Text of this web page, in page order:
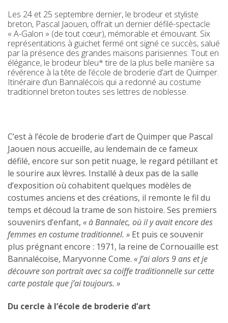
Les 24 et 25 septembre dernier, le brodeur et styliste
breton, Pascal Jaouen, offrait un dernier défilé-spectacle
« A-Galon » (de tout cœur), mémorable et émouvant. Six
représentations à guichet fermé ont signé ce succès, salué
par la présence des grandes maisons parisiennes. Tout en
élégance, le brodeur bleu* tire de la plus belle manière sa
révérence à la tête de l’école de broderie d’art de Quimper.
Itinéraire d’un Bannalécois qui a redonné au costume
traditionnel breton toutes ses lettres de noblesse.
C’est à l’école de broderie d’art de Quimper que Pascal
Jaouen nous accueille, au lendemain de ce fameux
défilé, encore sur son petit nuage, le regard pétillant et
le sourire aux lèvres. Installé à deux pas de la salle
d’exposition où cohabitent quelques modèles de
costumes anciens et des créations, il remonte le fil du
temps et découd la trame de son histoire. Ses premiers
souvenirs d’enfant, « à Bannalec, où il y avait encore des
femmes en costume traditionnel. » Et puis ce souvenir
plus prégnant encore : 1971, la reine de Cornouaille est
Bannalécoise, Maryvonne Come. « J’ai alors 9 ans et je
découvre son portrait avec sa coiffe traditionnelle sur cette
carte postale que j’ai toujours. »
Du cercle à l’école de broderie d’art